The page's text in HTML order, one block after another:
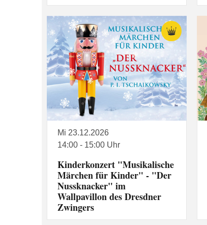
Mi 23.12.2026
14:00 - 15:00 Uhr
Kinderkonzert "Musikalische
Märchen für Kinder" - "Der
Nussknacker" im
Wallpavillon des Dresdner
Zwingers